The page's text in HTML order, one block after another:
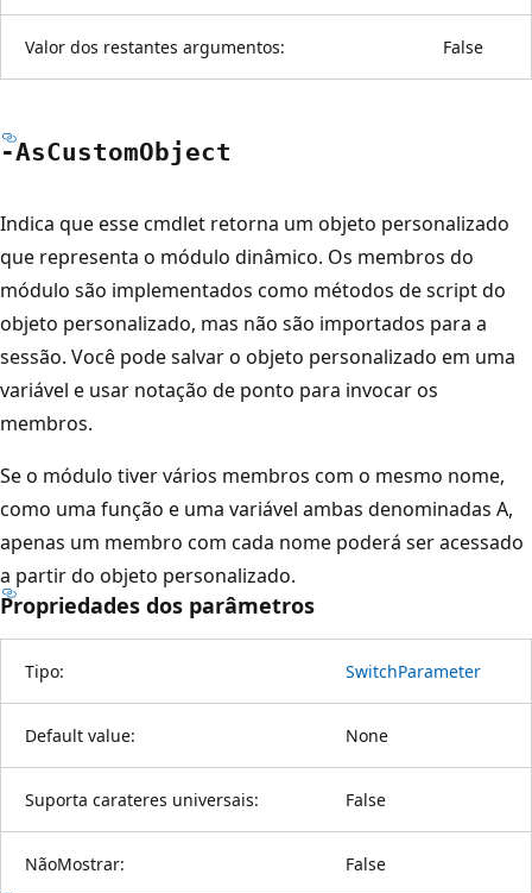
Valor dos restantes argumentos: False
-AsCustomObject
Indica que esse cmdlet retorna um objeto personalizado
que representa o módulo dinâmico. Os membros do
módulo são implementados como métodos de script do
objeto personalizado, mas não são importados para a
sessão. Você pode salvar o objeto personalizado em uma
variável e usar notação de ponto para invocar os
membros.
Se o módulo tiver vários membros com o mesmo nome,
como uma função e uma variável ambas denominadas A,
apenas um membro com cada nome poderá ser acessado
a partir do objeto personalizado.
Propriedades dos parâmetros
Tipo: SwitchParameter
Default value: None
Suporta carateres universais: False
NãoMostrar: False